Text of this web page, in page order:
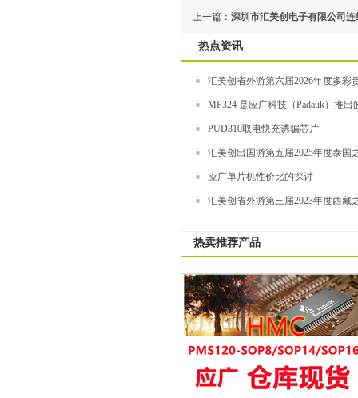
上一篇： 深圳市汇美创电子有限公司连
热点资讯
汇美创省外游第六届2026年度多彩
MF324 是应广科技（Padauk）推出
PUD310取电快充诱骗芯片
汇美创出国游第五届2025年度泰国
应广单片机性价比的探讨
汇美创省外游第三届2023年度西藏
热卖推荐产品